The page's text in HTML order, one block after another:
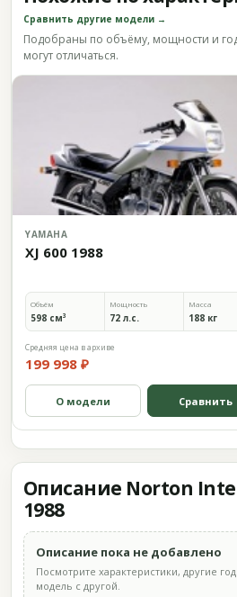
Сравнить другие модели →
Подобраны по объёму, мощности и
могут отличаться.
YAMAHA
XJ 600 1988
Объём
598 см³
Мощность
72 л.с.
Масса
188 кг
Средняя цена в архиве
199 998 ₽
О модели Сравнить
Описание Norton
1988
Описание пока не добавлено
Посмотрите характеристики, другие
модель с другой.